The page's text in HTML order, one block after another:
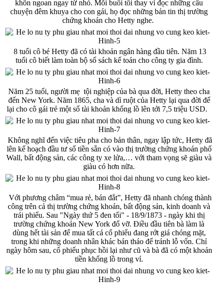
khôn ngoan ngay từ nhỏ. Mỗi buổi tối thay vì đọc những câu
chuyện đêm khuya cho con gái, họ đọc những bản tin thị trường
chứng khoán cho Hetty nghe.
8 tuổi cô bé Hetty đã có tài khoản ngân hàng đầu tiên. Năm 13
tuổi cô biết làm toàn bộ sổ sách kế toán cho công ty gia đình.
Năm 25 tuổi, người mẹ tội nghiệp của bà qua đời, Hetty theo cha
đến New York. Năm 1865, cha và dì ruột của Hetty lại qua đời để
lại cho cô gái trẻ một số tài khoản khổng lồ lên tới 7,5 triệu USD.
Không nghĩ đến việc tiêu pha cho bản thân, ngay lập tức, Hetty đã
lên kế hoạch đầu tư số tiền sẵn có vào thị trường chứng khoán phố
Wall, bất động sản, các công ty xe lửa,… với tham vọng sẽ giàu và
giàu có hơn nữa.
Với phương châm “mua rẻ, bán đắt”, Hetty đã nhanh chóng thành
công trên cả thị trường chứng khoán, bất động sản, kinh doanh và
trái phiếu. Sau "Ngày thứ 5 đen tối" - 18/9/1873 - ngày khi thị
trường chứng khoán New York đổ vỡ. Điều đầu tiên bà làm là
dùng hết tài sản để mua tất cả cổ phiếu đang rớt giá chóng mặt,
trong khi những doanh nhân khác bán tháo để tránh lỗ vốn. Chỉ
ngày hôm sau, cổ phiếu phục hồi lại như cũ và bà đã có một khoản
tiền khổng lồ trong ví.